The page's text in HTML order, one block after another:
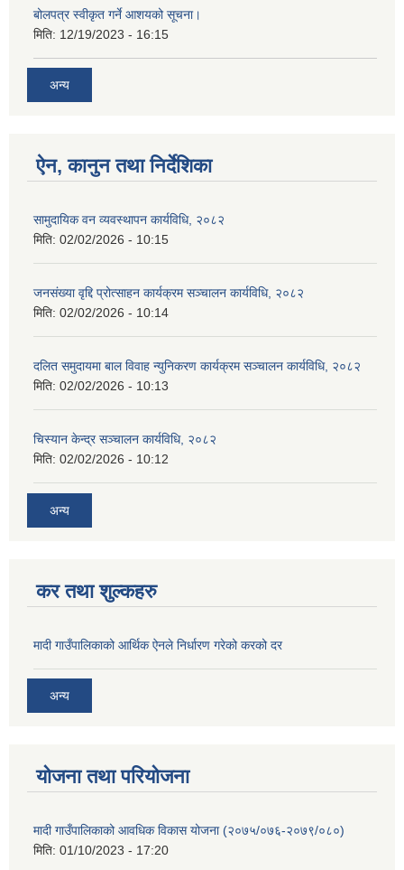
बोलपत्र स्वीकृत गर्ने आशयको सूचना।
मिति: 12/19/2023 - 16:15
अन्य
ऐन, कानुन तथा निर्देशिका
सामुदायिक वन व्यवस्थापन कार्यविधि, २०८२
मिति: 02/02/2026 - 10:15
जनसंख्या वृद्दि प्रोत्साहन कार्यक्रम सञ्‍चालन कार्यविधि, २०८२
मिति: 02/02/2026 - 10:14
दलित समुदायमा बाल विवाह न्युनिकरण कार्यक्रम सञ्‍चालन कार्यविधि, २०८२
मिति: 02/02/2026 - 10:13
चिस्यान केन्द्र सञ्‍चालन कार्यविधि, २०८२
मिति: 02/02/2026 - 10:12
अन्य
कर तथा शुल्कहरु
मादी गाउँपालिकाको आर्थिक ऐनले निर्धारण गरेको करको दर
अन्य
योजना तथा परियोजना
मादी गाउँपालिकाको आवधिक विकास योजना (२०७५/०७६-२०७९/०८०)
मिति: 01/10/2023 - 17:20